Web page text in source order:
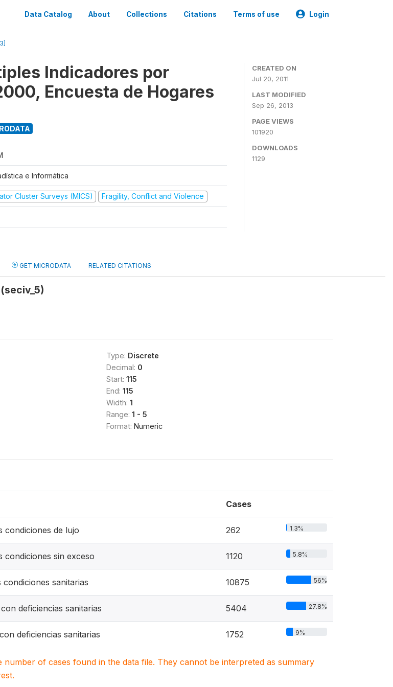
Data Catalog About Collections Citations Terms of use Login
Indicadores por
Encuesta de Hogares
e Informática
Cluster Surveys (MICS) Fragility, Conflict and Violence
CREATED ON
Jul 20, 2011
LAST MODIFIED
Sep 26, 2013
PAGE VIEWS
101920
DOWNLOADS
1129
GET MICRODATA RELATED CITATIONS
Type: Discrete
Decimal: 0
Start: 115
End: 115
Width: 1
Range: 1 - 5
Format: Numeric
Cases
condiciones de lujo 262 1.3%
condiciones sin exceso 1120 5.8%
sanitarias 10875 56%
deficiencias sanitarias 5404 27.8%
deficiencias sanitarias 1752 9%
number of cases found in the data file. They cannot be interpreted as summary